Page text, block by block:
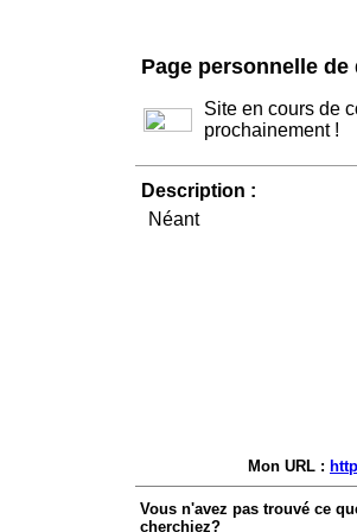
Page personnelle
Site en cours de
prochainement !
Description :
Néant
Mon URL :
Vous n'avez pas trouvé ce
cherchiez?